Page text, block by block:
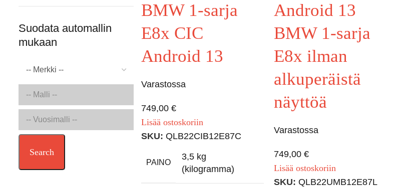
Suodata automallin
mukaan
Search
BMW 1-sarja
E8x CIC
Android 13
Varastossa
749,00 €
Lisää ostoskoriin
SKU: QLB22CIB12E87C
PAINO
3,5 kg
(kilogramma)
Android 13
BMW 1-sarja
E8x ilman
alkuperäistä
näyttöä
Varastossa
749,00 €
Lisää ostoskoriin
SKU: QLB22UMB12E87L